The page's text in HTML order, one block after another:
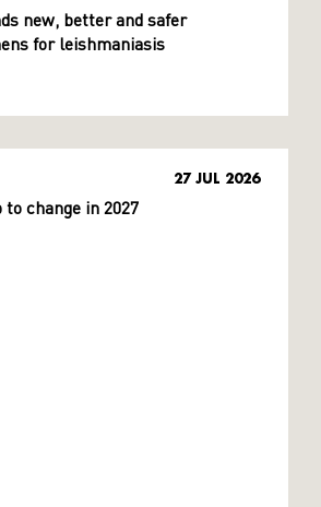
new, better and safer
for leishmaniasis
27 JUL 2026
change in 2027